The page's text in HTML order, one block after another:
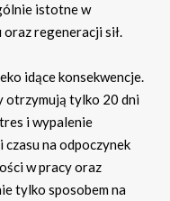
istotne w
regeneracji sił.
idące konsekwencje.
otrzymują tylko 20 dni
i wypalenie
na odpoczynek
w pracy oraz
tylko sposobem na